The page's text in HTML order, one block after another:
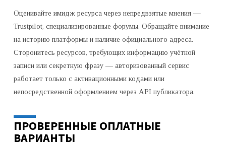
Оценивайте имидж ресурса через непредвзятые мнения —
Trustpilot, специализированные форумы. Обращайте внимание
на историю платформы и наличие официального адреса.
Сторонитесь ресурсов, требующих информацию учётной
записи или секретную фразу — авторизованный сервис
работает только с активационными кодами или
непосредственной оформлением через API публикатора.
ПРОВЕРЕННЫЕ ОПЛАТНЫЕ
ВАРИАНТЫ